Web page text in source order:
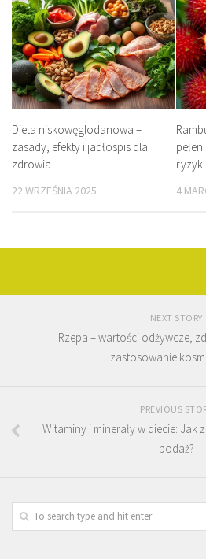
Dieta niskowęglodanowa –
zasady, efekty i jadłospis dla
zdrowia
22 WRZEŚNIA 2025
ryzyk
4
NEXT STORY
Rzepa – wartości odżywcze,
zastosowanie
PREVIOUS
Witaminy i minerały w diecie: Jak
podaż?